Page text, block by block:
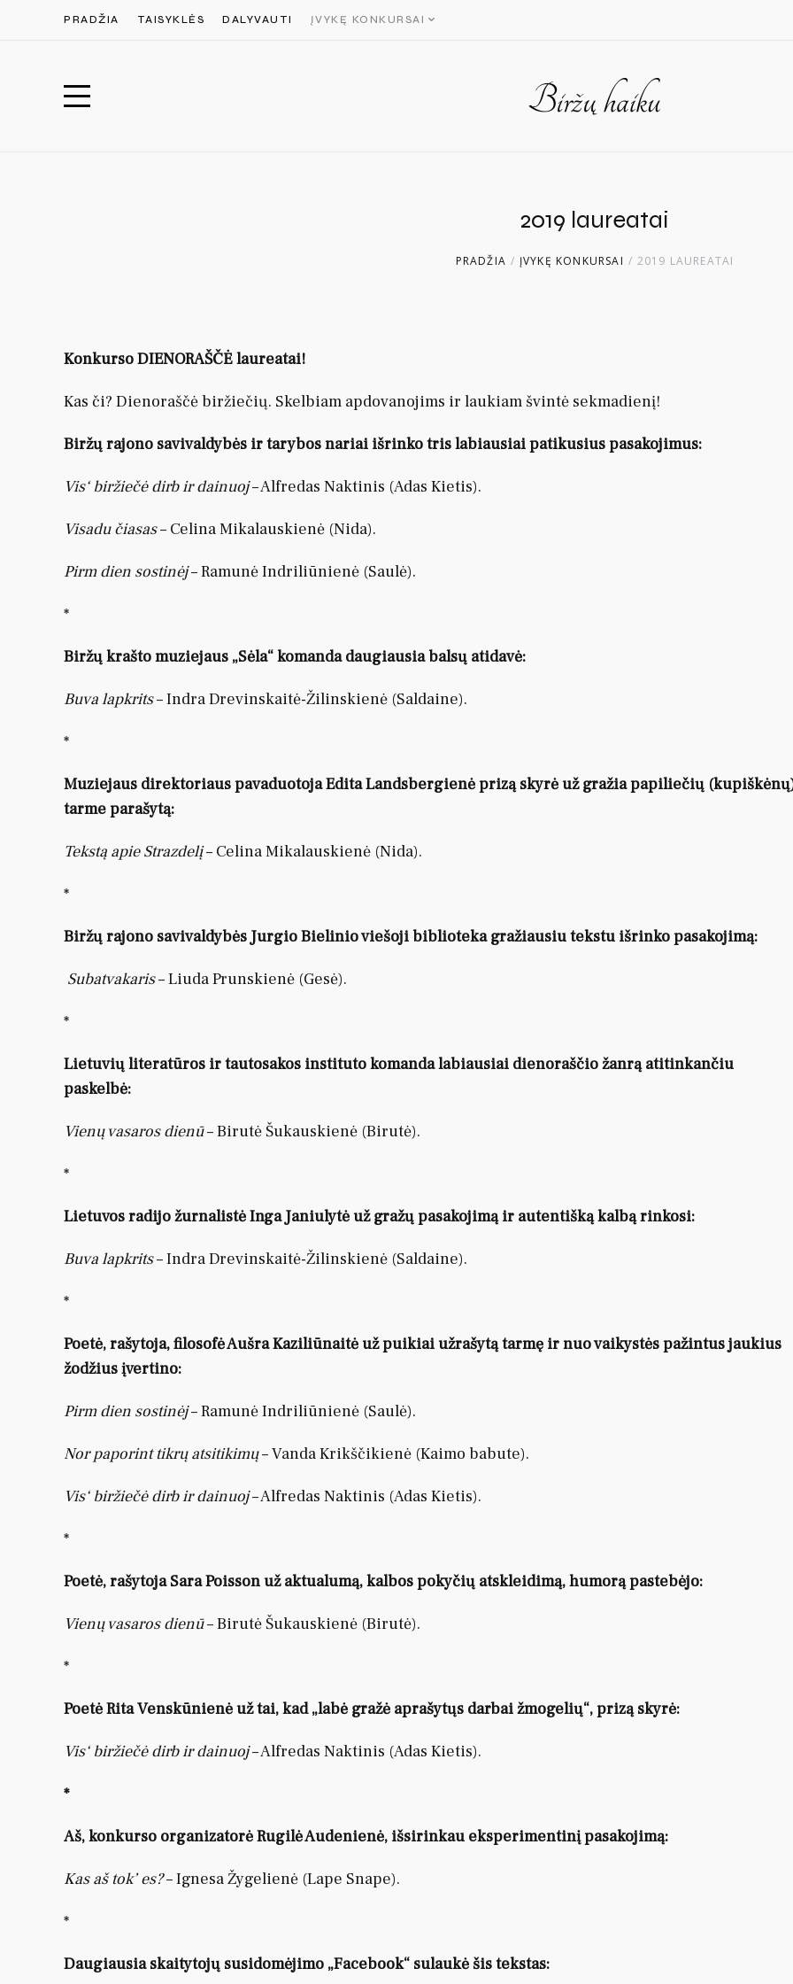
PRADŽIA TAISYKLĖS DALYVAUTI ĮVYKĘ KONKURSAI
2019 laureatai
PRADŽIA / ĮVYKĘ KONKURSAI / 2019 LAUREATAI
Konkurso DIENORAŠČĖ laureatai!
Kas či? Dienoraščė biržiečių. Skelbiam apdovanojims ir laukiam švintė sekmadienį!
Biržų rajono savivaldybės ir tarybos nariai išrinko tris labiausiai patikusius pasakojimus:
Vis‘ biržiečė dirb ir dainuoj– Alfredas Naktinis (Adas Kietis).
Visadu čiasas– Celina Mikalauskienė (Nida).
Pirm dien sostinėj– Ramunė Indriliūnienė (Saulė).
*
Biržų krašto muziejaus „Sėla“ komanda daugiausia balsų atidavė:
Buva lapkrits– Indra Drevinskaitė-Žilinskienė (Saldaine).
*
Muziejaus direktoriaus pavaduotoja Edita Landsbergienė prizą skyrė už gražia papiliečių
tarme parašytą:
Tekstą apie Strazdelį– Celina Mikalauskienė (Nida).
*
Biržų rajono savivaldybės Jurgio Bielinio viešoji biblioteka gražiausiu tekstu išrinko pasakojimą:
Subatvakaris– Liuda Prunskienė (Gesė).
*
Lietuvių literatūros ir tautosakos instituto komanda labiausiai dienoraščio žanrą atitinkančiu
paskelbė:
Vienų vasaros dienū– Birutė Šukauskienė (Birutė).
*
Lietuvos radijo žurnalistė Inga Janiulytė už gražų pasakojimą ir autentišką kalbą rinkosi:
Buva lapkrits– Indra Drevinskaitė-Žilinskienė (Saldaine).
*
Poetė, rašytoja, filosofė Aušra Kaziliūnaitė už puikiai užrašytą tarmę ir nuo vaikystės pažintus jaukius
žodžius įvertino:
Pirm dien sostinėj– Ramunė Indriliūnienė (Saulė).
Nor paporint tikrų atsitikimų– Vanda Krikščikienė (Kaimo babute).
Vis‘ biržiečė dirb ir dainuoj– Alfredas Naktinis (Adas Kietis).
*
Poetė, rašytoja Sara Poisson už aktualumą, kalbos pokyčių atskleidimą, humorą pastebėjo:
Vienų vasaros dienū– Birutė Šukauskienė (Birutė).
*
Poetė Rita Venskūnienė už tai, kad „labė gražė aprašytųs darbai žmogelių“, prizą skyrė:
Vis‘ biržiečė dirb ir dainuoj– Alfredas Naktinis (Adas Kietis).
*
Aš, konkurso organizatorė Rugilė Audenienė, išsirinkau eksperimentinį pasakojimą:
Kas aš tok’ es?– Ignesa Žygelienė (Lape Snape).
*
Daugiausia skaitytojų susidomėjimo „Facebook“ sulaukė šis tekstas: